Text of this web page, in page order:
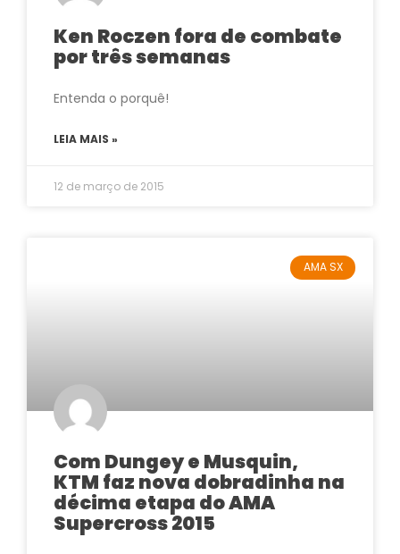
Ken Roczen fora de combate
por três semanas
Entenda o porquê!
LEIA MAIS »
12 de março de 2015
AMA SX
Com Dungey e Musquin,
KTM faz nova dobradinha na
décima etapa do AMA
Supercross 2015